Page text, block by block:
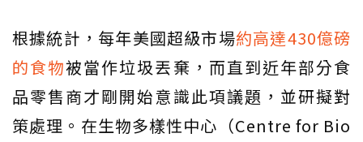
根據統計，每年美國超級市場約高達430億磅
的食物被當作垃圾丟棄，而直到近年部分食
品零售商才剛開始意識此項議題，並研擬對
策處理。在生物多樣性中心（Centre for Bio